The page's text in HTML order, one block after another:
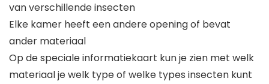
van verschillende insecten
Elke kamer heeft een andere opening of bevat
ander materiaal
Op de speciale informatiekaart kun je zien met welk
materiaal je welk type of welke types insecten kunt